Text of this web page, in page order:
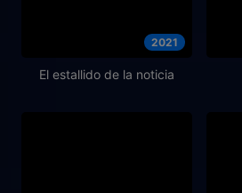
2021
El estallido de la noticia